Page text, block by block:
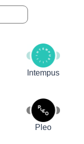
Intempus
Pleo